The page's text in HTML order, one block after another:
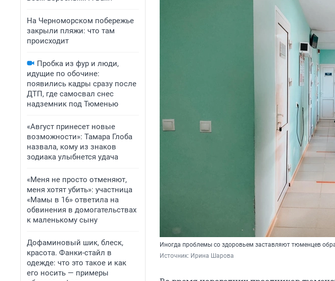
На Черноморском побережье
закрыли пляжи: что там
происходит
Пробка из фур и люди,
идущие по обочине:
появились кадры сразу после
ДТП, где самосвал снес
надземник под Тюменью
«Август принесет новые
возможности»: Тамара Глоба
назвала, кому из знаков
зодиака улыбнется удача
«Меня не просто отменяют,
меня хотят убить»: участница
«Мамы в 16» ответила на
обвинения в домогательствах
к маленькому сыну
Дофаминовый шик, блеск,
красота. Фанки-стайл в
одежде: что это такое и как
его носить — примеры
Иногда проблемы со здоровьем заставляют тюменцев
Источник: Ирина Шарова